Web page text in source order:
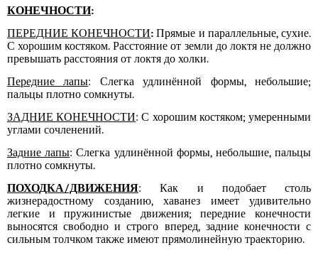
КОНЕЧНОСТИ:
ПЕРЕДНИЕ КОНЕЧНОСТИ:Прямые и параллельные, сухие.
С хорошим костяком. Расстояние от земли до локтя не должно
превышать расстояния от локтя до холки.
Передние лапы: Слегка удлинённой формы, небольшие;
пальцы плотно сомкнуты.
ЗАДНИЕ КОНЕЧНОСТИ: С хорошим костяком; умеренными
углами сочленений.
Задние лапы: Слегка удлинённой формы, небольшие, пальцы
плотно сомкнуты.
ПОХОДКА/ДВИЖЕНИЯ: Как и подобает столь
жизнерадостному созданию, хаванез имеет удивительно
легкие и пружинистые движения; передние конечности
выносятся свободно и строго вперед, задние конечности с
сильным толчком также имеют прямолинейную траекторию.